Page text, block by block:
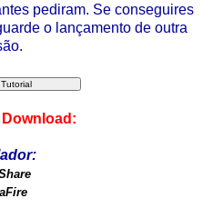
pediram. Se conseguires
o lançamento de outra